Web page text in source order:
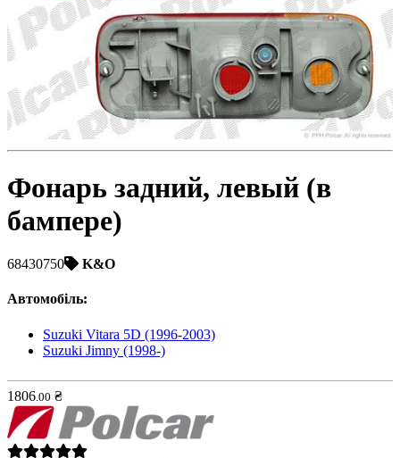
Фонарь задний, левый (в
бампере)
68430750 K&O
Автомобіль:
Suzuki Vitara 5D (1996-2003)
Suzuki Jimny (1998-)
1806 00 ₴